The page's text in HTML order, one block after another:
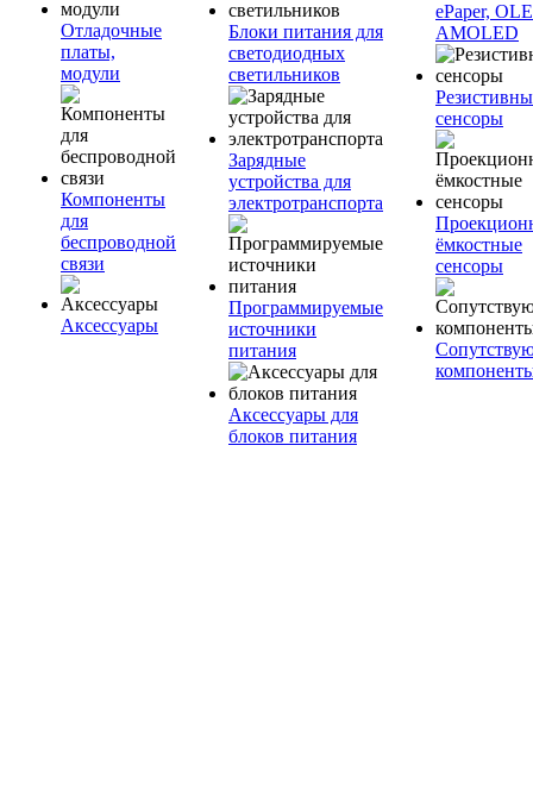
Отладочные
платы,
модули
Компоненты
для
беспроводной
связи
Аксессуары
Блоки питания для
светодиодных
светильников
Зарядные
устройства для
электротранспорта
Программируемые
источники
питания
Аксессуары для
блоков питания
ePaper,
AMOLED
сенсоры
ёмкостные
сенсоры